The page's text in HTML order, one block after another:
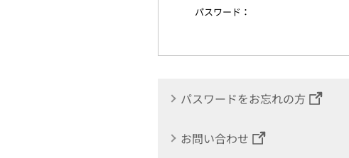
パスワード：
パスワードをお忘れの方
お問い合わせ